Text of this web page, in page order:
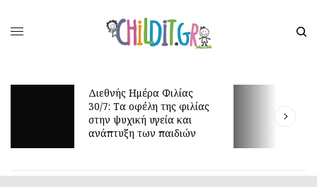
Διεθνής Ημέρα Φιλίας
30/7: Tα οφέλη της φιλίας
στην ψυχική υγεία και
ανάπτυξη των παιδιών